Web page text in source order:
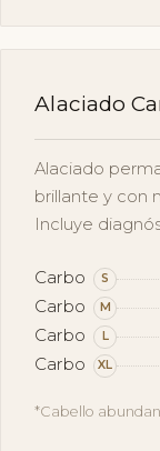
Alaciado
Alaciado
brillante y con
Incluye
Carbo S
Carbo
M
Carbo
L
Carbo
XL
*Cabello